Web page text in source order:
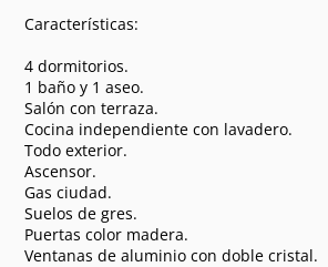
Características:
4 dormitorios.
1 baño y 1 aseo.
Salón con terraza.
Cocina independiente con lavadero.
Todo exterior.
Ascensor.
Gas ciudad.
Suelos de gres.
Puertas color madera.
Ventanas de aluminio con doble cristal.